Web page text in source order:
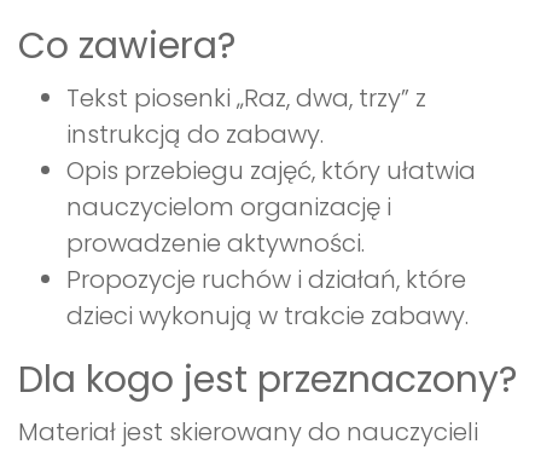
Co zawiera?
Tekst piosenki „Raz, dwa, trzy” z
instrukcją do zabawy.
Opis przebiegu zajęć, który ułatwia
nauczycielom organizację i
prowadzenie aktywności.
Propozycje ruchów i działań, które
dzieci wykonują w trakcie zabawy.
Dla kogo jest przeznaczony?
Materiał jest skierowany do nauczycieli